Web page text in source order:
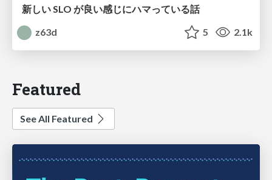
新しい SLO が良い感じにハマっている話
z63d
5 2.1k
Featured
See All Featured